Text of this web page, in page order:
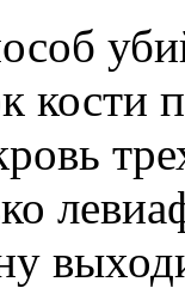
кости